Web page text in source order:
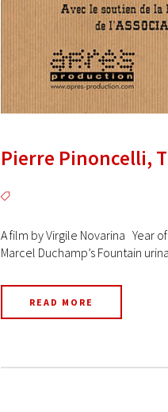
Pierre Pinoncelli,
A film by Virgile Novarina Year
Marcel Duchamp’s Fountain
READ MORE